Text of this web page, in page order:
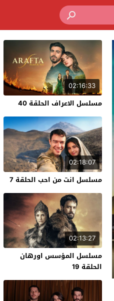
02:16:33
مسلسل الاعراف الحلقة 40
02:18:07
مسلسل انت من احب الحلقة 7
02:13:27
مسلسل المؤسس اورهان
الحلقة 19